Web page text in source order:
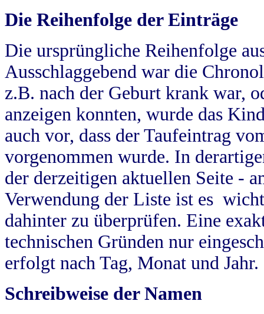
Die Reihenfolge der Einträge
Die ursprüngliche Reihenfolge
Ausschlaggebend war die
z.B. nach der Geburt krank war,
anzeigen konnten, wurde das
auch vor, dass der Taufeintrag
vorgenommen wurde. In
der derzeitigen aktuellen Seite -
Verwendung der Liste ist es
dahinter zu überprüfen. Eine
technischen Gründen nur
erfolgt nach Tag, Monat und Jahr.
Schreibweise der Namen